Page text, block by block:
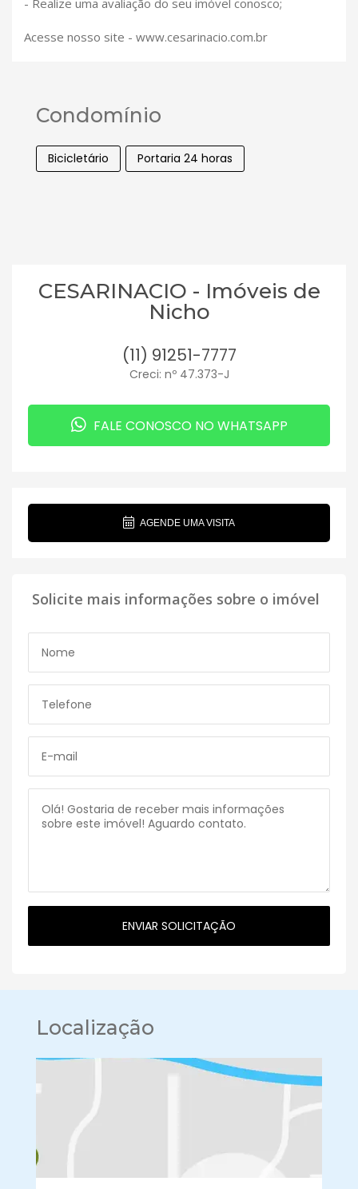
Acesse nosso site - www.cesarinacio.com.br
Condomínio
Bicicletário Portaria 24 horas
CESARINACIO - Imóveis de
Nicho
(11) 91251-7777
Creci: nº 47.373-J
FALE CONOSCO NO WHATSAPP
AGENDE UMA VISITA
Solicite mais informações sobre o imóvel
Localização